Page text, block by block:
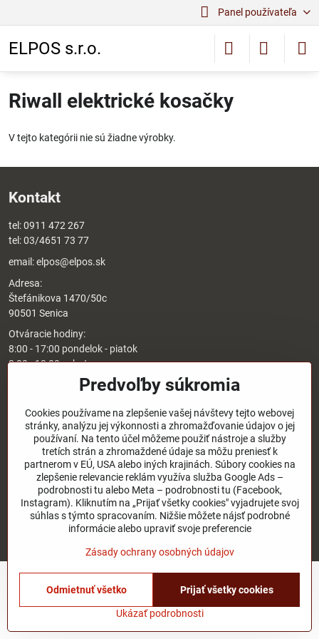
Panel používateľa
ELPOS s.r.o.
Riwall elektrické kosačky
V tejto kategórii nie sú žiadne výrobky.
Kontakt
tel:0911 472 267
tel:03/4651 73 77
email:elpos@elpos.sk
Adresa:
Štefánikova 1470/50c
90501 Senica
Otváracie hodiny:
8:00 - 17:00 pondelok - piatok
8:00 - 12:00 sobota
Nedeľa - zatvorené
O nás
Užitočné odkazy
© 2026Copyright
Predvoľby súkromiaZásady ochrany osobných údajov
Stav objednávky
Predvoľby súkromia
Cookies používame na zlepšenie vašej návštevy tejto webovej
stránky, analýzu jej výkonnosti a zhromažďovanie údajov o jej
používaní. Na tento účel môžeme použiť nástroje a služby
tretích strán a zhromaždené údaje sa môžu preniesť k
partnerom v EÚ, USA alebo iných krajinách. Súbory cookies na
zlepšenie relevancie reklám využíva služba Google Ads –
podrobnosti tu alebo Meta – podrobnosti tu (Facebook,
Instagram). Kliknutím na „Prijať všetky cookies" vyjadrujete svoj
súhlas s týmto spracovaním. Nižšie môžete nájsť podrobné
informácie alebo upraviť svoje preferencie
Zásady ochrany osobných údajov
Ukázať podrobnosti
Prijať všetky cookies
Odmietnuť všetko